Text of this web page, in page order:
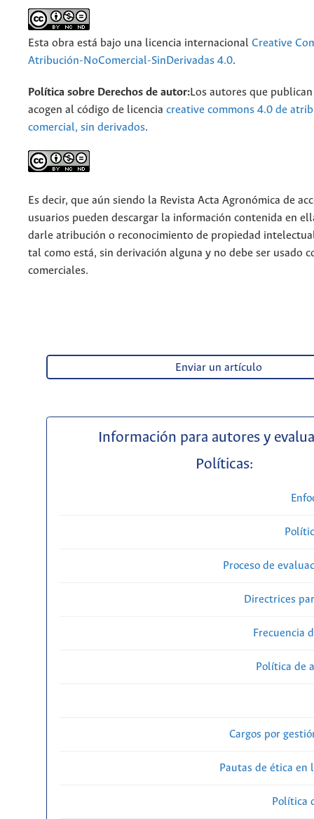
Esta obra está bajo una licencia internacional Creative
Atribución-NoComercial-SinDerivadas 4.0.
Política sobre Derechos de autor:Los autores que
acogen al código de licencia creative commons 4.0 de
comercial, sin derivados.
Es decir, que aún siendo la Revista Acta Agronómica de
usuarios pueden descargar la información contenida en
darle atribución o reconocimiento de propiedad
tal como está, sin derivación alguna y no debe ser usado
comerciales.
Enviar un artículo
Información para autores y
Políticas:
Proceso de
Directrices
Frecuencia
Política de
Cargos por
Pautas de ética en
Política